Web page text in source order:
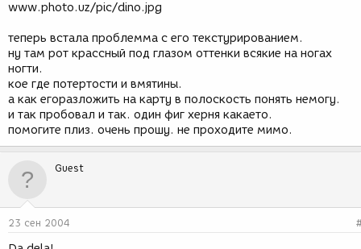
www.photo.uz/pic/dino.jpg
теперь встала проблемма с его текстурированием.
ну там рот крассный под глазом оттенки всякие на ногах
ногти.
кое где потертости и вмятины.
а как егоразложить на карту в полоскость понять немогу.
и так пробовал и так. один фиг херня какаето.
помогите плиз. очень прошу. не проходите мимо.
Guest
23 сен 2004